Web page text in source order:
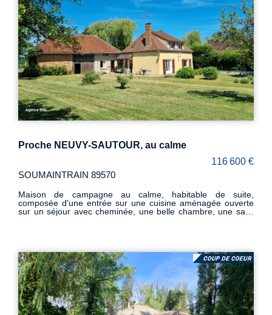
Proche NEUVY-SAUTOUR, au calme
116 600 €
SOUMAINTRAIN 89570
Maison de campagne au calme, habitable de suite,
composée d'une entrée sur une cuisine aménagée ouverte
sur un séjour avec cheminée, une belle chambre, une salle